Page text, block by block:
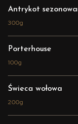
Antrykot
300g
Porterhouse
100g
Świeca wołowa
200g